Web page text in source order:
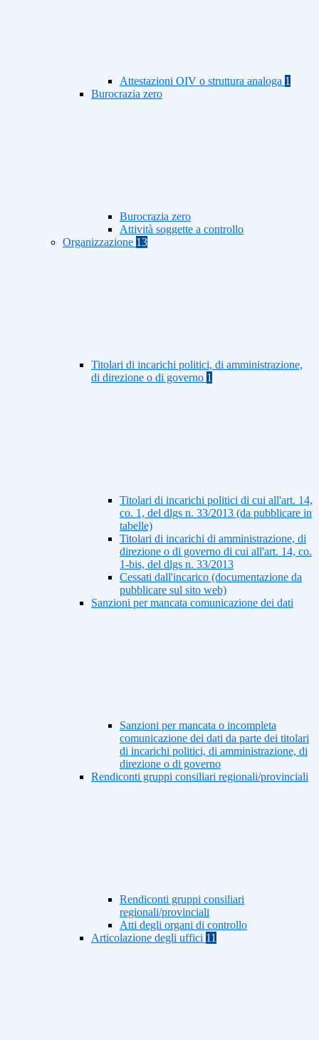
Attestazioni OIV o struttura analoga 1
Burocrazia zero
Burocrazia zero
Attività soggette a controllo
Organizzazione 13
Titolari di incarichi politici, di amministrazione,
di direzione o di governo 1
Titolari di incarichi politici di cui all'art. 14,
co. 1, del dlgs n. 33/2013 (da pubblicare in
tabelle)
Titolari di incarichi di amministrazione, di
direzione o di governo di cui all'art. 14, co.
1-bis, del dlgs n. 33/2013
Cessati dall'incarico (documentazione da
pubblicare sul sito web)
Sanzioni per mancata comunicazione dei dati
Sanzioni per mancata o incompleta
comunicazione dei dati da parte dei titolari
di incarichi politici, di amministrazione, di
direzione o di governo
Rendiconti gruppi consiliari regionali/provinciali
Rendiconti gruppi consiliari
regionali/provinciali
Atti degli organi di controllo
Articolazione degli uffici 11